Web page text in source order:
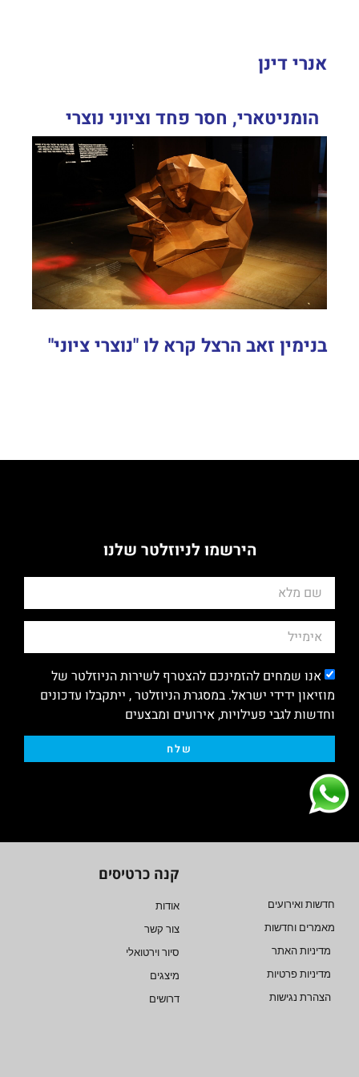
אנרי דינן
הומניטארי, חסר פחד וציוני נוצרי
בנימין זאב הרצל קרא לו "נוצרי ציוני"
הירשמו לניוזלטר שלנו
אנו שמחים להזמינכם להצטרף לשירות הניוזלטר של
מוזיאון ידידי ישראל. במסגרת הניוזלטר , ייתקבלו עדכונים
וחדשות לגבי פעילויות, אירועים ומבצעים
שלח
חדשות ואירועים
מאמרים וחדשות
מדיניות האתר
מדיניות פרטיות
הצהרת נגישות
קנה כרטיסים
אודות
צור קשר
סיור וירטואלי
מיצגים
דרושים